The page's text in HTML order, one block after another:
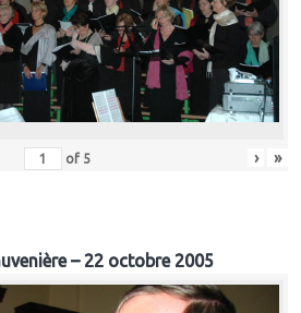
of 5 › »
– 22 octobre 2005